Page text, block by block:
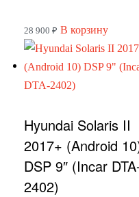
28 900 ₽ В корзину
Hyundai Solaris II
2017+ (Android
DSP 9″ (Incar
2402)